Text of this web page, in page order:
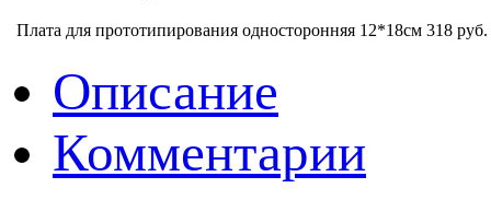
Плата для прототипирования односторонняя 12*18см 318 руб.
Описание
Комментарии